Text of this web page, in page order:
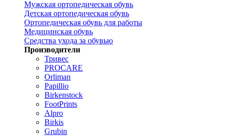
Мужская ортопедическая обувь
Детская ортопедическая обувь
Ортопедическая обувь для работы
Медицинская обувь
Средства ухода за обувью
Производители
Тривес
PROCARE
Orliman
Papillio
Birkenstock
FootPrints
Alpro
Birkis
Grubin